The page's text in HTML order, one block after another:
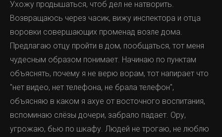
Ухожу продышаться, чтоб дел не натворить.
Возвращаюсь через часик, вижу инспектора и отца
воровки совершающих променад возле дома.
Предлагаю отцу пройти в дом, пообщаться, тот меня
чудесным образом понимает. Начинаю по пунктам
объяснять, почему я не верю ворам, тот напирает что
"нет видео, нет телефона, не брала телефон",
объясняю в каком я ахуе от восточного воспитания,
вспоминаю слёзы дочери, забрало падает. Ору,
угрожаю, бью по шкафу. Людей не трогаю, не люблю